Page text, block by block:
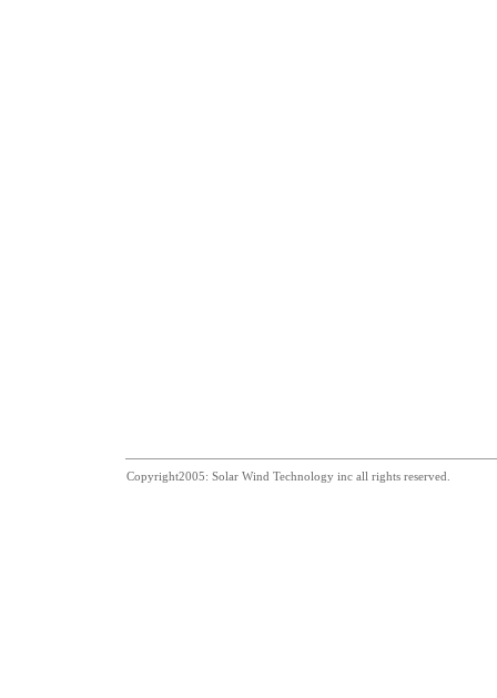
Copyright2005: Solar Wind Technology inc all rights reserved.